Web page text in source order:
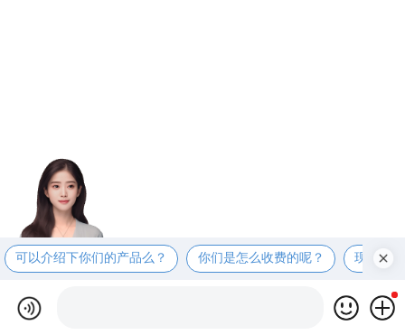
可以介绍下你们的产品么？ 你们是怎么收费的呢？ 现在有